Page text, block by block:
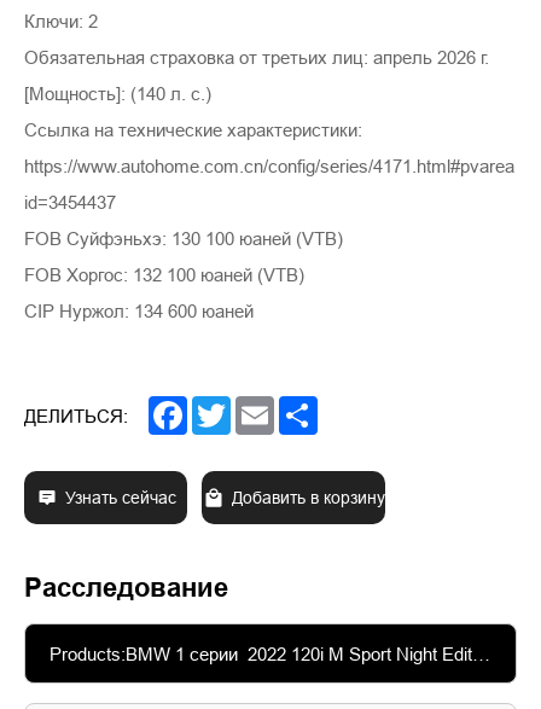
Ключи: 2
Обязательная страховка от третьих лиц: апрель 2026 г.
[Мощность]: (140 л. с.)
Ссылка на технические характеристики:
https://www.autohome.com.cn/config/series/4171.html#pvarea
id=3454437
FOB Суйфэньхэ: 130 100 юаней (VTB)
FOB Хоргос: 132 100 юаней (VTB)
CIP Нуржол: 134 600 юаней
ДЕЛИТЬСЯ: Facebook
TwitterEmail
Узнать сейчас Добавить в корзину
Расследование